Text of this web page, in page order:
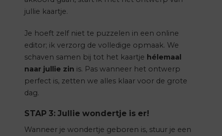
jullie kaartje.
Je hoeft zelf niet te puzzelen in een online
editor; ik verzorg de volledige opmaak. We
schaven samen bij tot het kaartje hélemaal
naar jullie zin is. Pas wanneer het ontwerp
perfect is, zetten we alles klaar voor de grote
dag.
STAP 3: Jullie wondertje is er!
Wanneer je wondertje geboren is, stuur je een